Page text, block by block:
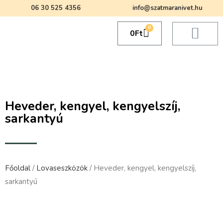
06 30 525 4356 info@szatmaranivet.hu
0Ft
0
Heveder, kengyel, kengyelszíj,
sarkantyú
Főoldal / Lovaseszközök / Heveder, kengyel, kengyelszíj,
sarkantyú